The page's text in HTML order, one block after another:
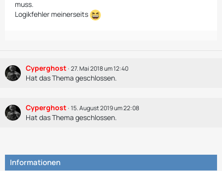
muss.
Logikfehler meinerseits
Cyperghost 27. Mai 2018 um 12:40
Hat das Thema geschlossen.
Cyperghost 15. August 2019 um 22:08
Hat das Thema geschlossen.
Informationen